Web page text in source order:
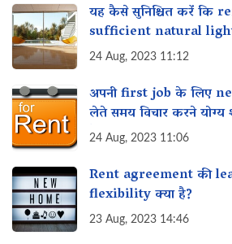
यह कैसे सुनिश्चित करें कि
sufficient natural light और ventilation
मिले?
24 Aug, 2023 11:12
अपनी first job के लिए
लेते समय विचार करने योग्य
हैं?
24 Aug, 2023 11:06
Rent agreement की
flexibility क्या है?
23 Aug, 2023 14:46